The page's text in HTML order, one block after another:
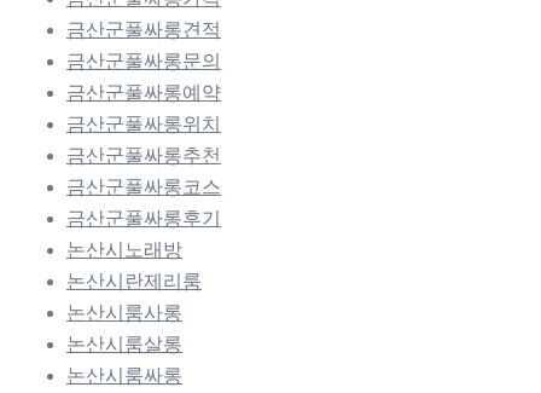
금산군풀싸롱견적
금산군풀싸롱문의
금산군풀싸롱예약
금산군풀싸롱위치
금산군풀싸롱추천
금산군풀싸롱코스
금산군풀싸롱후기
논산시노래방
논산시란제리룸
논산시룸사롱
논산시룸살롱
논산시룸싸롱